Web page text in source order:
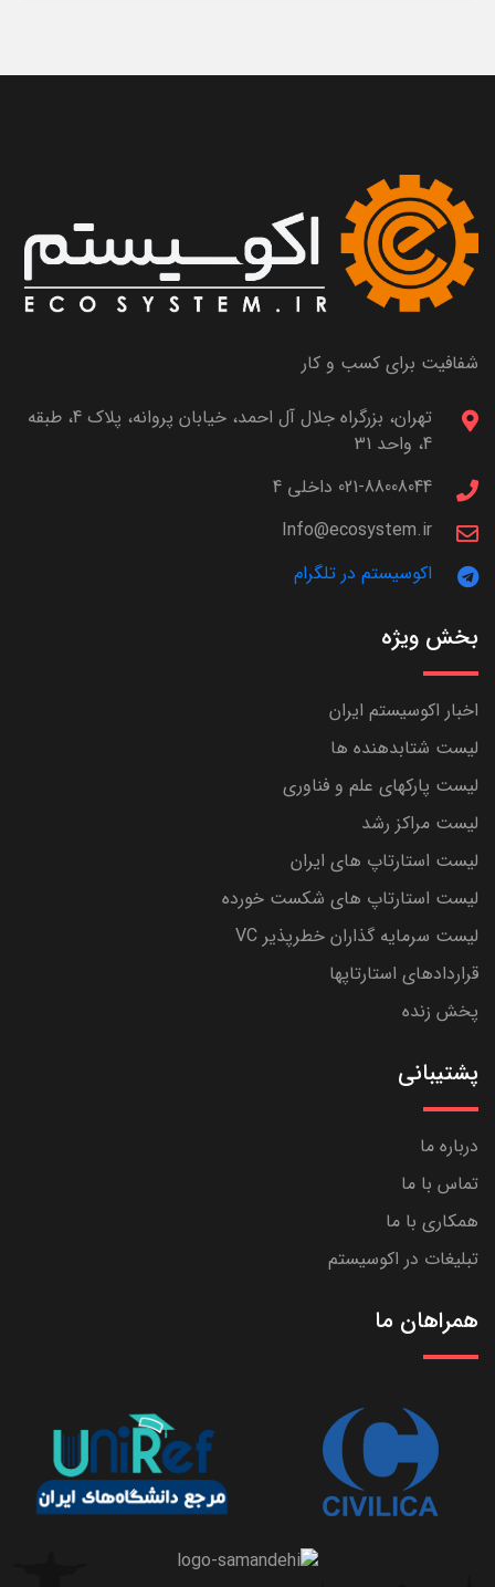
شفافیت برای کسب و کار
تهران، بزرگراه جلال آل احمد، خیابان پروانه، پلاک 4، طبقه
4، واحد 31
021-88008044 داخلی 4
Info@ecosystem.ir
اکوسیستم در تلگرام
بخش ویژه
اخبار اکوسیستم ایران
لیست شتابدهنده ها
لیست پارکهای علم و فناوری
لیست مراکز رشد
لیست استارتاپ های ایران
لیست استارتاپ های شکست خورده
لیست سرمایه گذاران خطرپذیر VC
قراردادهای استارتاپها
پخش زنده
پشتیبانی
درباره ما
تماس با ما
همکاری با ما
تبلیغات در اکوسیستم
همراهان ما